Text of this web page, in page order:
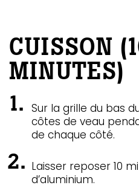
CUISSON
MINUTES)
Sur la grille du bas
côtes de veau
de chaque côté.
Laisser reposer 10
d’aluminium.